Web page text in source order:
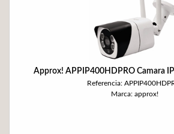
Approx! APPIP400HDPRO Camara
Referencia:
Marca: approx!